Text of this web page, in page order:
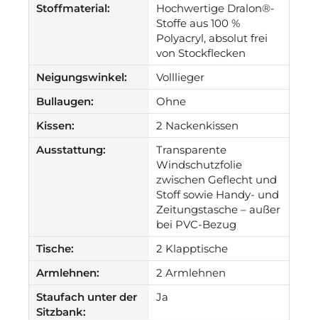
Stoffmaterial:
Hochwertige Dralon®-
Stoffe aus 100 %
Polyacryl, absolut frei
von Stockflecken
Neigungswinkel:
Volllieger
Bullaugen:
Ohne
Kissen:
2 Nackenkissen
Ausstattung:
Transparente
Windschutzfolie
zwischen Geflecht und
Stoff sowie Handy- und
Zeitungstasche – außer
bei PVC-Bezug
Tische:
2 Klapptische
Armlehnen:
2 Armlehnen
Staufach unter der
Sitzbank:
Ja